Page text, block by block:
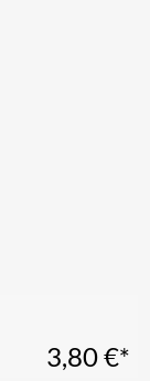
3,80€*